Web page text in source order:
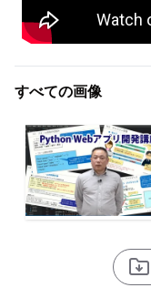
すべての画像